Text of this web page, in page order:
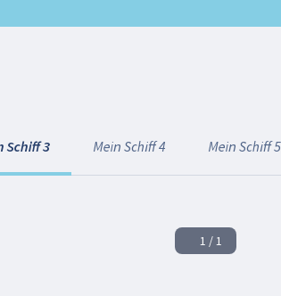
Schiff 3 Mein Schiff 4 Mein Schiff 5
1 / 1